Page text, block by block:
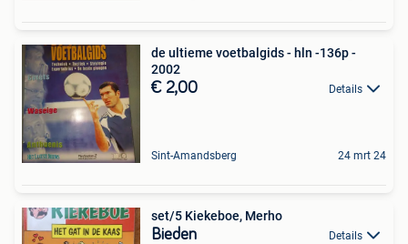
de ultieme voetbalgids - hln -136p -
2002
€ 2,00 Details
Sint-Amandsberg 24 mrt 24
set/5 Kiekeboe, Merho
Bieden Details